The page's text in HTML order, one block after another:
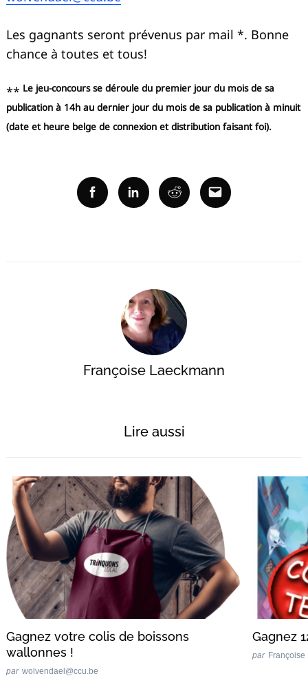
Les gagnants seront prévenus par mail *. Bonne
chance à toutes et tous!
** Le jeu-concours se déroule du premier jour du mois de sa
publication à 14h au dernier jour du mois de sa publication à minuit
(date et heure belge de connexion et distribution faisant foi).
FacebookLinkedinRedditEmail
Françoise Laeckmann
Lire aussi
Gagnez votre colis de boissons
wallonnes !
par wolvendael@ccu.be
Gagnez
par Françoise